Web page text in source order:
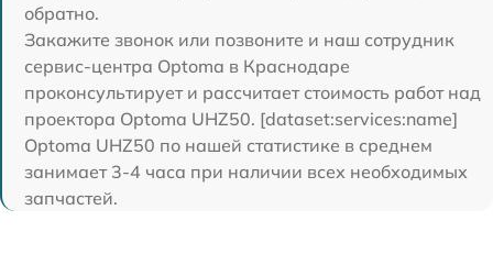
обратно.
Закажите звонок или позвоните и наш сотрудник
сервис-центра Optoma в Краснодаре
проконсультирует и рассчитает стоимость работ над
проектора Optoma UHZ50. [dataset:services:name]
Optoma UHZ50 по нашей статистике в среднем
занимает 3-4 часа при наличии всех необходимых
запчастей.